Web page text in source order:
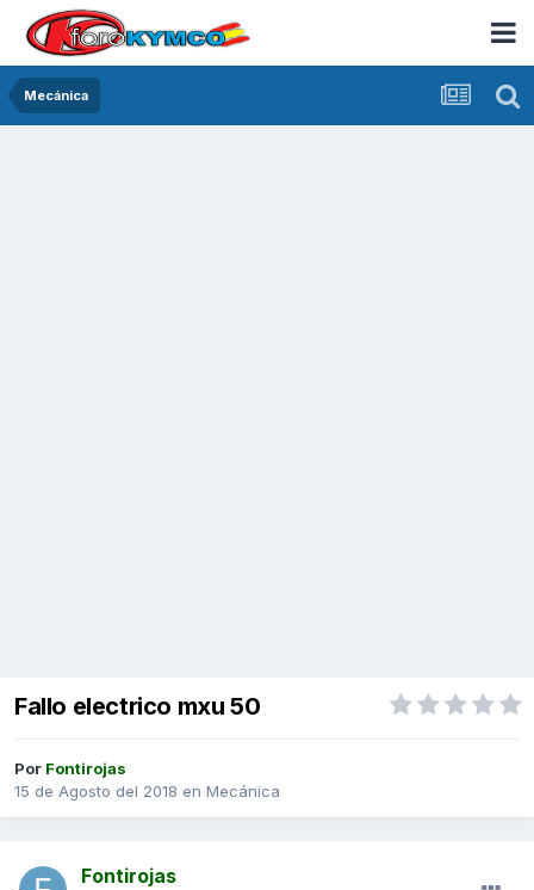
Mecánica
Fallo electrico mxu 50
Por Fontirojas
15 de Agosto del 2018 en Mecánica
Fontirojas